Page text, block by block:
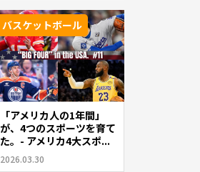
バスケットボール
「アメリカ人の1年間」
が、4つのスポーツを育て
た。- アメリカ4大スポ...
2026.03.30